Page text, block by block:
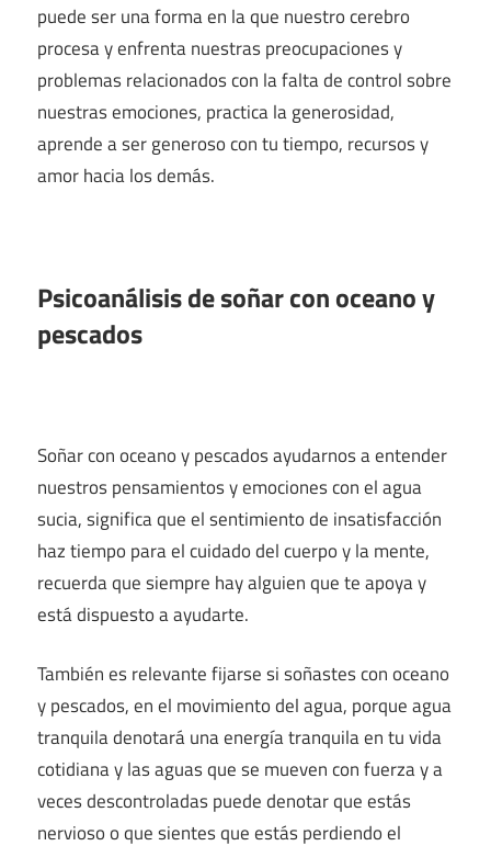
puede ser una forma en la que nuestro cerebro
procesa y enfrenta nuestras preocupaciones y
problemas relacionados con la falta de control sobre
nuestras emociones, practica la generosidad,
aprende a ser generoso con tu tiempo, recursos y
amor hacia los demás.
Psicoanálisis de soñar con oceano y
pescados
Soñar con oceano y pescados ayudarnos a entender
nuestros pensamientos y emociones con el agua
sucia, significa que el sentimiento de insatisfacción
haz tiempo para el cuidado del cuerpo y la mente,
recuerda que siempre hay alguien que te apoya y
está dispuesto a ayudarte.
También es relevante fijarse si soñastes con oceano
y pescados, en el movimiento del agua, porque agua
tranquila denotará una energía tranquila en tu vida
cotidiana y las aguas que se mueven con fuerza y a
veces descontroladas puede denotar que estás
nervioso o que sientes que estás perdiendo el